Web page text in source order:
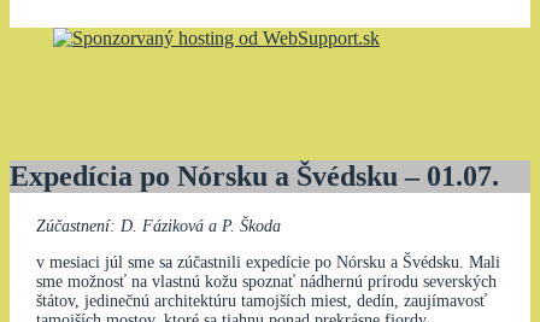
Expedícia po Nórsku a Švédsku – 01.07.
Zúčastnení: D. Fáziková a P. Škoda
v mesiaci júl sme sa zúčastnili expedície po Nórsku a Švédsku. Mali
sme možnosť na vlastnú kožu spoznať nádhernú prírodu severských
štátov, jedinečnú architektúru tamojších miest, dedín, zaujímavosť